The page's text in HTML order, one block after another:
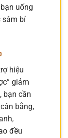
uống
sâm bí
hiệu
giảm
bạn cần
bằng,
đều